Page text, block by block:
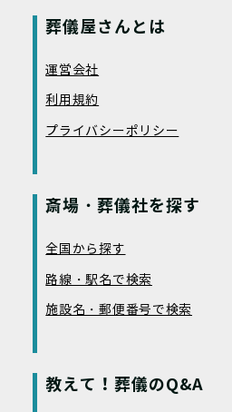
葬儀屋さんとは
運営会社
利用規約
プライバシーポリシー
斎場・葬儀社を探す
全国から探す
路線・駅名で検索
施設名・郵便番号で検索
教えて！葬儀のQ&A